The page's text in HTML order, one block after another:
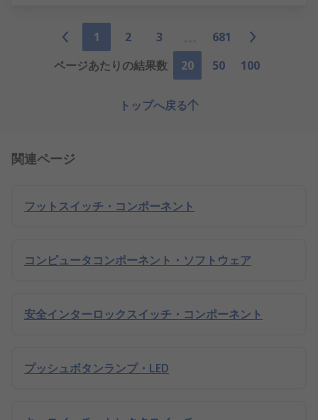
1 2 3
681
ページあたりの結果数
20 50 100
トップへ戻る
関連ページ
フットスイッチ・コンポーネント
コンピュータコンポーネント・ソフトウェア
安全インターロックスイッチ・コンポーネント
プッシュボタンランプ・LED